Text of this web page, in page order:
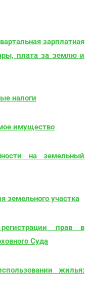
зарплатная
плата за землю и
налоги
имущество
на земельный
земельного участка
прав в
Суда
жилья: